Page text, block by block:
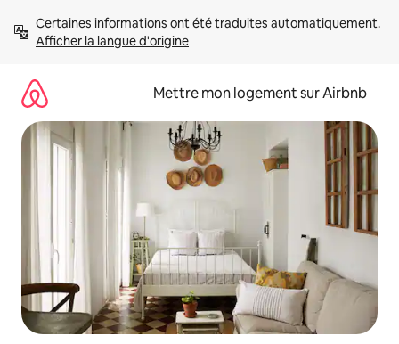
directement
Afficher la langue d'origine
Mettre mon logement sur Airbnb